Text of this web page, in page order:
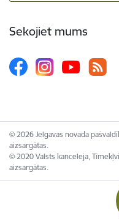
Sekojiet mums
© 2026 Jelgavas novada
aizsargātas.
© 2020 Valsts kanceleja,
aizsargātas.